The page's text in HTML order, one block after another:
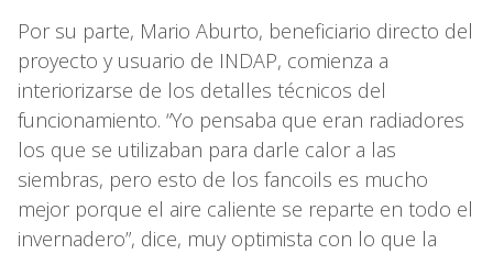
Por su parte, Mario Aburto, beneficiario directo del
proyecto y usuario de INDAP, comienza a
interiorizarse de los detalles técnicos del
funcionamiento. “Yo pensaba que eran radiadores
los que se utilizaban para darle calor a las
siembras, pero esto de los fancoils es mucho
mejor porque el aire caliente se reparte en todo el
invernadero”, dice, muy optimista con lo que la